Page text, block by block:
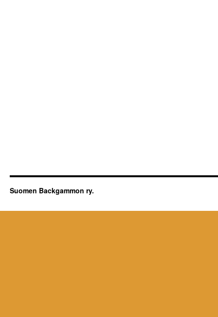
Suomen Backgammon ry.